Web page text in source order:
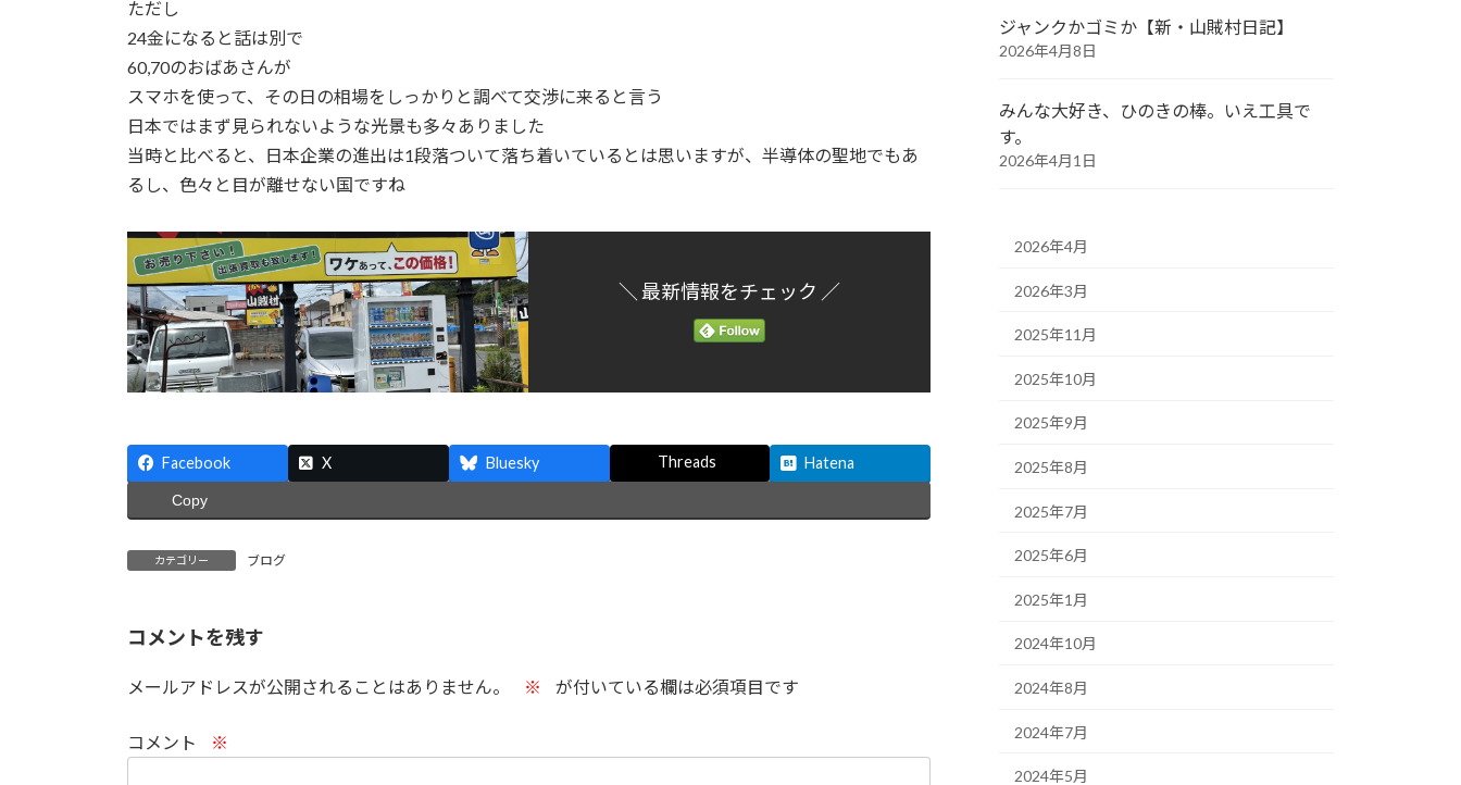
ただし
24金になると話は別で
60,70のおばあさんが
スマホを使って、その日の相場をしっかりと調べて交渉に来ると言う
日本ではまず見られないような光景も多々ありました
当時と比べると、日本企業の進出は1段落ついて落ち着いているとは思いますが、半導体の聖地でもあ
るし、色々と目が離せない国ですね
＼ 最新情報をチェック ／
Facebook X Bluesky Threads Hatena
Copy
カテゴリー ブログ
コメントを残す
メールアドレスが公開されることはありません。 ※ が付いている欄は必須項目です
コメント ※
ジャンクかゴミか【新・山賊村日記】
2026年4月8日
みんな大好き、ひのきの棒。いえ工具で
す。
2026年4月1日
2026年4月
2026年3月
2025年11月
2025年10月
2025年9月
2025年8月
2025年7月
2025年6月
2025年1月
2024年10月
2024年8月
2024年7月
2024年5月